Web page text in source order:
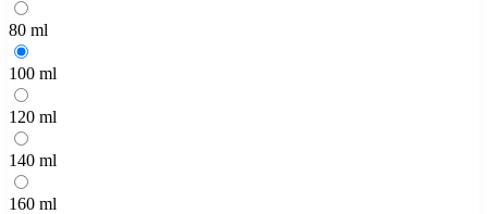
80 ml
100 ml
120 ml
140 ml
160 ml